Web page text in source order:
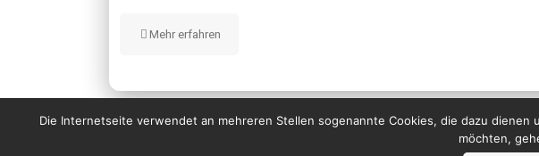
Mehr erfahren
Die Internetseite verwendet an mehreren Stellen sogenannte Cookies, die dazu
möchten,